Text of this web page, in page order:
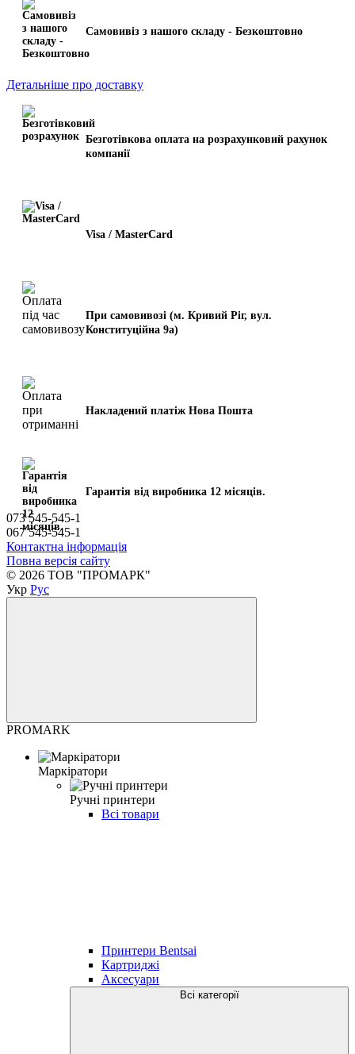
Самовивіз з нашого складу - Безкоштовно
Детальніше про доставку
Безготівкова оплата на розрахунковий рахунок
компанії
Visa / MasterCard
При самовивозі (м. Кривий Ріг, вул.
Конституційна 9а)
Накладений платіж Нова Пошта
Гарантія від виробника 12 місяців.
073 545-545-1
067 545-545-1
Контактна інформація
Повна версія сайту
© 2026 ТОВ "ПРОМАРК"
Укр Рус
PROMARK
Маркіратори
Ручні принтери
Всі товари
Принтери Bentsai
Картриджі
Аксесуари
Всі категорії